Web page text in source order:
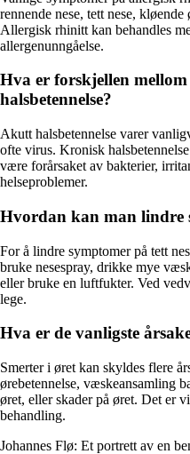
rennende nese, tett nese,
Allergisk rhinitt kan behandles
allergenunngåelse.
Hva er forskjellen
halsbetennelse?
Akutt halsbetennelse varer
ofte virus. Kronisk
være forårsaket av bakterier,
helseproblemer.
Hvordan kan man lindre
For å lindre symptomer på tett
bruke nesespray, drikke mye
eller bruke en luftfukter. Ved
lege.
Hva er de vanligste
Smerter i øret kan skyldes flere
ørebetennelse, væskeansamling
øret, eller skader på øret. Det er
behandling.
Johannes Flø: Et portrett av en